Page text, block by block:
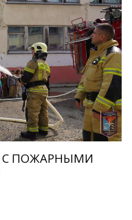
С ПОЖАРНЫМИ